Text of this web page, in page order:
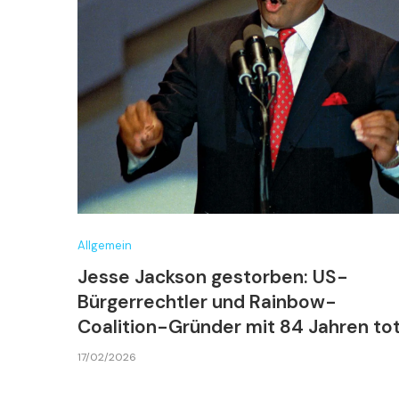
Allgemein
Jesse Jackson gestorben: US-
Bürgerrechtler und Rainbow-
Coalition-Gründer mit 84 Jahren
17/02/2026